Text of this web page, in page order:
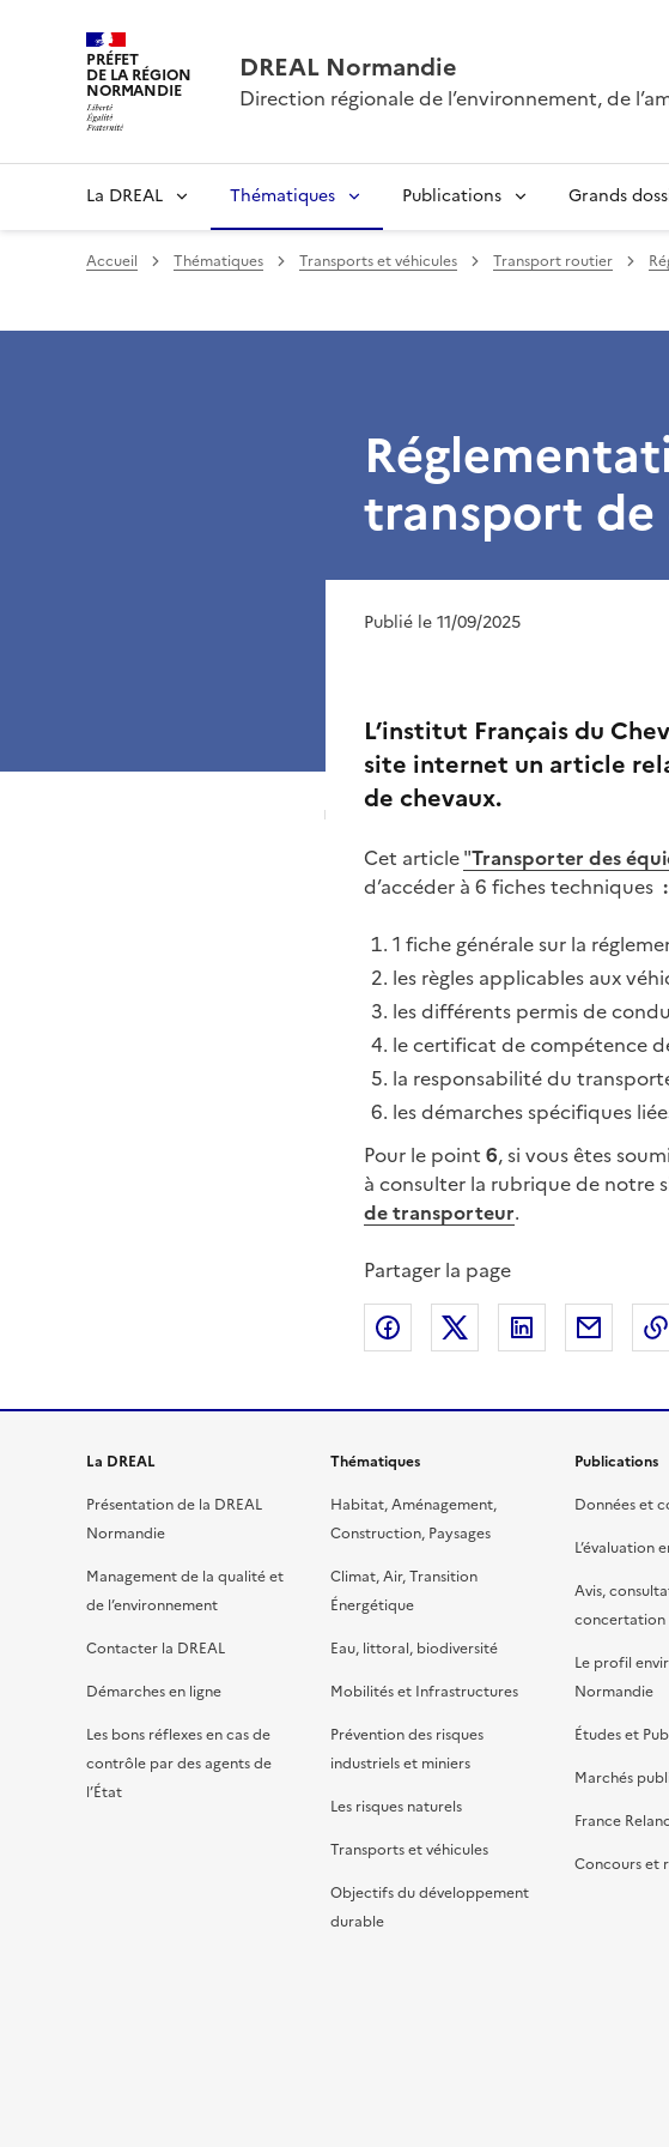
PRÉFET
DE LA RÉGION
NORMANDIE
DREAL Normandie
Direction régionale de l’environnement, de
La DREAL Thématiques Publications Grands
Accueil Thématiques Transports et véhicules Transport routier
transport de
Publié le 11/09/2025
L’institut Français du
site internet un article
de chevaux.
Cet article"Transporter des
d’accéder à 6 fiches techniques :
1 fiche générale sur la
les règles applicables aux
les différents permis de
le certificat de compétence
la responsabilité du
les démarches spécifiques
Pour le point 6, si vous êtes
à consulter la rubrique de notre
de transporteur.
Partager la page
Partager sur Facebook
Partager sur XPartager sur
La DREAL
Présentation de la DREAL
Normandie
Management de la qualité et
de l’environnement
Contacter la DREAL
Démarches en ligne
Les bons réflexes en cas de
contrôle par des agents de
l’État
Thématiques
Habitat, Aménagement,
Construction, Paysages
Climat, Air, Transition
Énergétique
Eau, littoral, biodiversité
Mobilités et Infrastructures
Prévention des risques
industriels et miniers
Les risques naturels
Transports et véhicules
Objectifs du développement
durable
Publications
Données et
L’évaluation
Avis,
concertation
Le profil
Normandie
Études et
Marchés
France
Concours et